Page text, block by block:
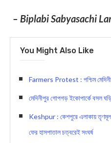
– Biplabi Sabyasachi
You Might Also Like
Farmers Protest : পশ্চিম
মেদিনীপুর গোপগড় ইকোপার্কে বসল
Keshpur : কেশপুরে এলাকায় তৃণমূল-
ফের হাসপাতাল চত্বরেই সংঘর্ষ